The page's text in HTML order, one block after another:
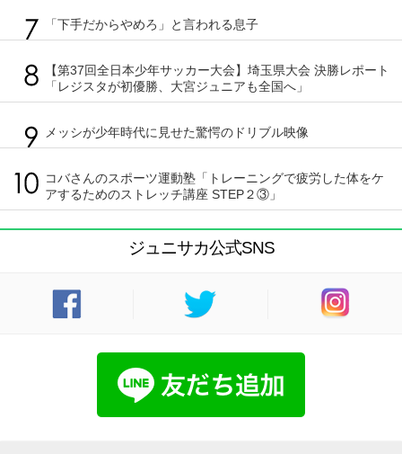
「下手だからやめろ」と言われる息子
【第37回全日本少年サッカー大会】埼玉県大会 決勝レポート
「レジスタが初優勝、大宮ジュニアも全国へ」
メッシが少年時代に見せた驚愕のドリブル映像
コバさんのスポーツ運動塾「トレーニングで疲労した体をケ
アするためのストレッチ講座 STEP２③」
ジュニサカ公式SNS